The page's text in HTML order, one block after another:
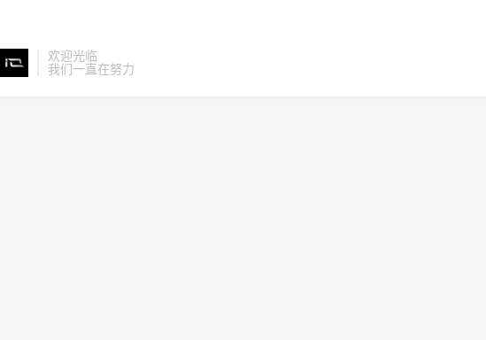
欢迎光临
我们一直在努力